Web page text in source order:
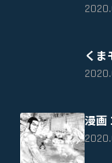
くま
漫画